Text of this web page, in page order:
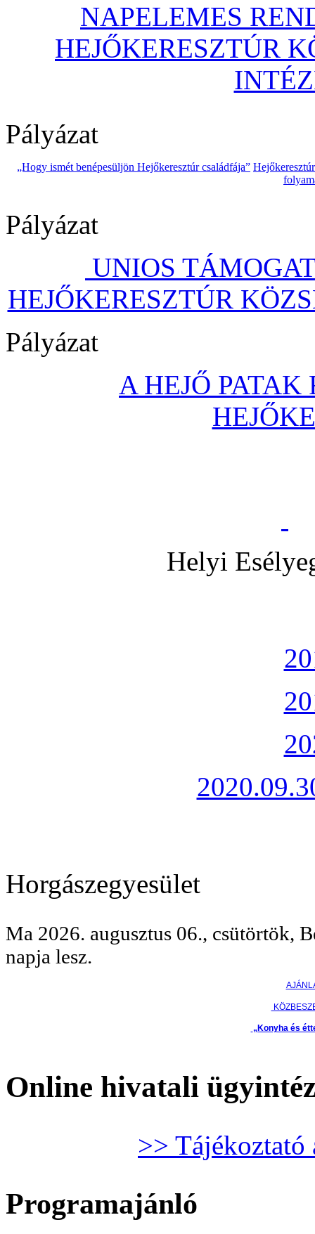
NAPELEMES
HEJŐKERESZTÚR
Pályázat
„Hogy ismét benépesüljön Hejőkeresztúr családfája”
Pályázat
UNIOS
HEJŐKERESZTÚR
Pályázat
A HEJŐ
Helyi
Horgászegyesület
Ma 2026. augusztus 06., csütörtök,
napja lesz.
„Konyha és
Online hivatali
>> Tájékoztató
Programajánló